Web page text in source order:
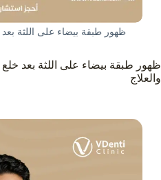
ظهور طبقة بيضاء على اللثة
ظهور طبقة بيضاء على اللثة بعد
والعلاج